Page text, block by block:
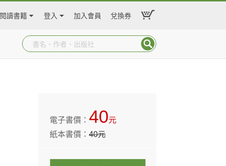
閱讀書籍 登入 加入會員 兌換券
電子書價：40元
紙本書價：40元